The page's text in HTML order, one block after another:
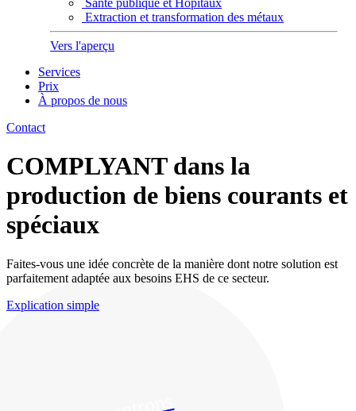
Santé publique et Hôpitaux
Extraction et transformation des métaux
Vers l'aperçu
Services
Prix
À propos de nous
Contact
COMPLYANT dans la
production de biens courants et
spéciaux
Faites-vous une idée concrète de la manière dont notre solution est
parfaitement adaptée aux besoins EHS de ce secteur.
Explication simple